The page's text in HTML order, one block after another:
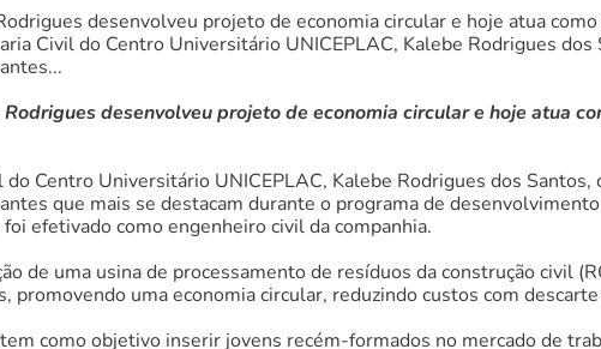
desenvolveu projeto de economia circular e hoje atua
Civil do Centro Universitário UNICEPLAC, Kalebe Rodrigues
desenvolveu projeto de economia circular e hoje atua
Centro Universitário UNICEPLAC, Kalebe Rodrigues dos
que mais se destacam durante o programa de
efetivado como engenheiro civil da companhia.
de uma usina de processamento de resíduos da construção civil
promovendo uma economia circular, reduzindo custos com
como objetivo inserir jovens recém-formados no mercado de